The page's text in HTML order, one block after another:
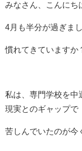
みなさん、こんにち
4月も半分が過ぎま
慣れてきていますか
私は、専門学校を中
現実とのギャップで
苦しんでいたのが今